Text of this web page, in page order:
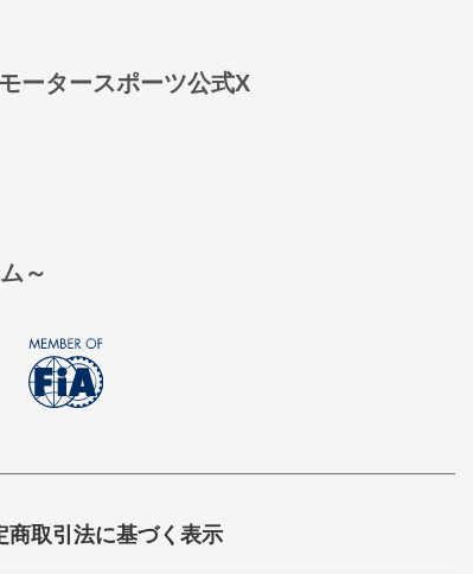
ータースポーツ公式X
～
商取引法に基づく表示